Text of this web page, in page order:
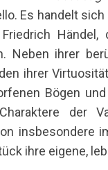
Es handelt
Händel,
Neben ihrer
ihrer
Bögen
der
insbesondere
ihre eigene,